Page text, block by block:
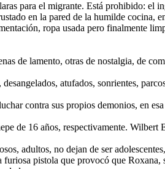
para el migrante. Está prohibido: el
en la pared de la humilde cocina,
ropa usada pero finalmente
de lamento, otras de nostalgia, de
atufados, sonrientes,
contra sus propios demonios, en
de 16 años, respectivamente.
adultos, no dejan de ser
pistola que provocó que